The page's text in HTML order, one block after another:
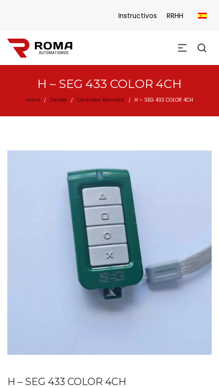
Instructivos RRHH
H – SEG 433 COLOR 4CH
Inicio / Tienda / Controles Remotos / H – SEG 433 COLOR 4CH
H – SEG 433 COLOR 4CH